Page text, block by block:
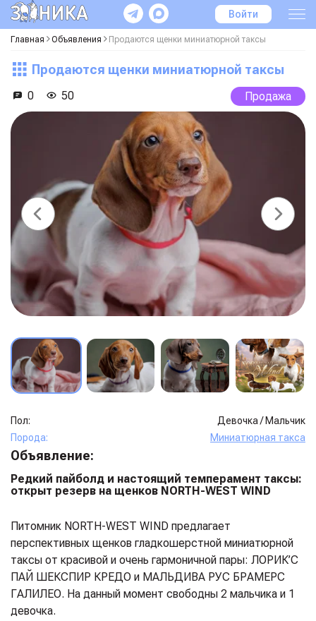
Войти
Главная Объявления Продаются щенки миниатюрной таксы
Продаются щенки миниатюрной таксы
0 50 Продажа
Пол: Девочка / Мальчик
Порода:
Миниатюрная такса
Объявление:
Редкий пайболд и настоящий темперамент таксы:
открыт резерв на щенков NORTH-WEST WIND
Питомник NORTH-WEST WIND предлагает
перспективных щенков гладкошерстной миниатюрной
таксы от красивой и очень гармоничной пары: ЛОРИК’С
ПАЙ ШЕКСПИР КРЕДО и МАЛЬДИВА РУС БРАМЕРС
ГАЛИЛЕО. На данный момент свободны 2 мальчика и 1
девочка.